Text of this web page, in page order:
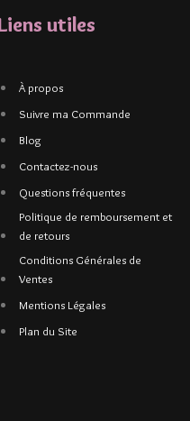
utiles
À propos
Suivre ma Commande
Blog
Contactez-nous
Questions fréquentes
Politique de remboursement et
de retours
Conditions Générales de
Ventes
Mentions Légales
Plan du Site